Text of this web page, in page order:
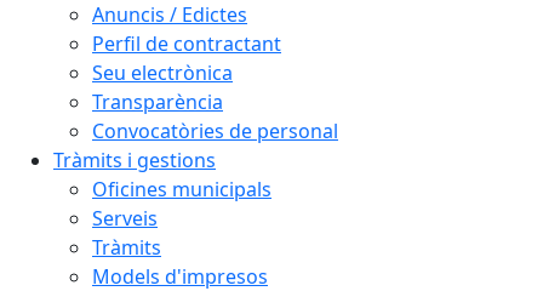
Anuncis / Edictes
Perfil de contractant
Seu electrònica
Transparència
Convocatòries de personal
Tràmits i gestions
Oficines municipals
Serveis
Tràmits
Models d'impresos